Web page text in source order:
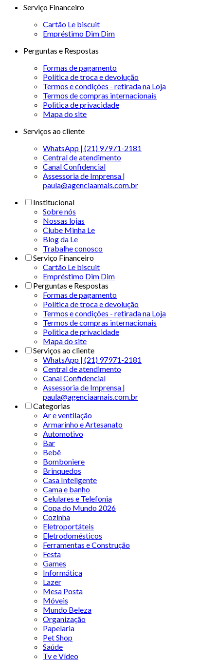
Serviço Financeiro
Cartão Le biscuit
Empréstimo Dim Dim
Perguntas e Respostas
Formas de pagamento
Política de troca e devolução
Termos e condições - retirada na Loja
Termos de compras internacionais
Politica de privacidade
Mapa do site
Serviços ao cliente
WhatsApp | (21) 97971-2181
Central de atendimento
Canal Confidencial
Assessoria de Imprensa |
paula@agenciaamais.com.br
Institucional
Sobre nós
Nossas lojas
Clube Minha Le
Blog da Le
Trabalhe conosco
Serviço Financeiro
Cartão Le biscuit
Empréstimo Dim Dim
Perguntas e Respostas
Formas de pagamento
Política de troca e devolução
Termos e condições - retirada na Loja
Termos de compras internacionais
Politica de privacidade
Mapa do site
Serviços ao cliente
WhatsApp | (21) 97971-2181
Central de atendimento
Canal Confidencial
Assessoria de Imprensa |
paula@agenciaamais.com.br
Categorias
Ar e ventilação
Armarinho e Artesanato
Automotivo
Bar
Bebê
Bomboniere
Brinquedos
Casa Inteligente
Cama e banho
Celulares e Telefonia
Copa do Mundo 2026
Cozinha
Eletroportáteis
Eletrodomésticos
Ferramentas e Construção
Festa
Games
Informática
Lazer
Mesa Posta
Móveis
Mundo Beleza
Organização
Papelaria
Pet Shop
Saúde
Tv e Vídeo